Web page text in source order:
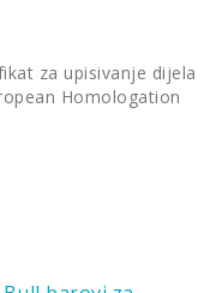
za upisivanje dijela
Homologation